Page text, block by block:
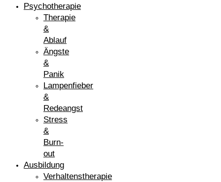
Psychotherapie
Therapie
&
Ablauf
Ängste
&
Panik
Lampenfieber
&
Redeangst
Stress
&
Burn-
out
Ausbildung
Verhaltenstherapie